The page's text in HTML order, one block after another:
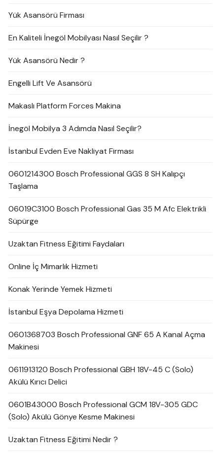
Yük Asansörü Firması
En Kaliteli İnegöl Mobilyası Nasıl Seçilir ?
Yük Asansörü Nedir ?
Engelli Lift Ve Asansörü
Makaslı Platform Forces Makina
İnegöl Mobilya 3 Adımda Nasıl Seçilir?
İstanbul Evden Eve Nakliyat Firması
0601214300 Bosch Professional GGS 8 SH Kalıpçı
Taşlama
06019C3100 Bosch Professional Gas 35 M Afc Elektrikli
Süpürge
Uzaktan Fitness Eğitimi Faydaları
Online İç Mimarlık Hizmeti
Konak Yerinde Yemek Hizmeti
İstanbul Eşya Depolama Hizmeti
0601368703 Bosch Professional GNF 65 A Kanal Açma
Makinesi
0611913120 Bosch Professional GBH 18V-45 C (Solo)
Akülü Kırıcı Delici
0601B43000 Bosch Professional GCM 18V-305 GDC
(Solo) Akülü Gönye Kesme Makinesi
Uzaktan Fitness Eğitimi Nedir ?